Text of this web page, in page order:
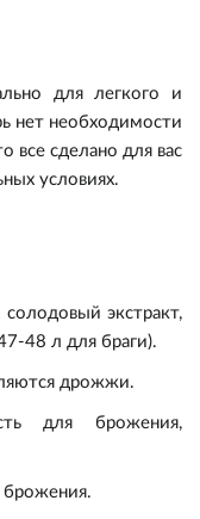
для легкого и
нет необходимости
все сделано для вас
условиях.
экстракт,
48 л для браги).
дрожжи.
для брожения,